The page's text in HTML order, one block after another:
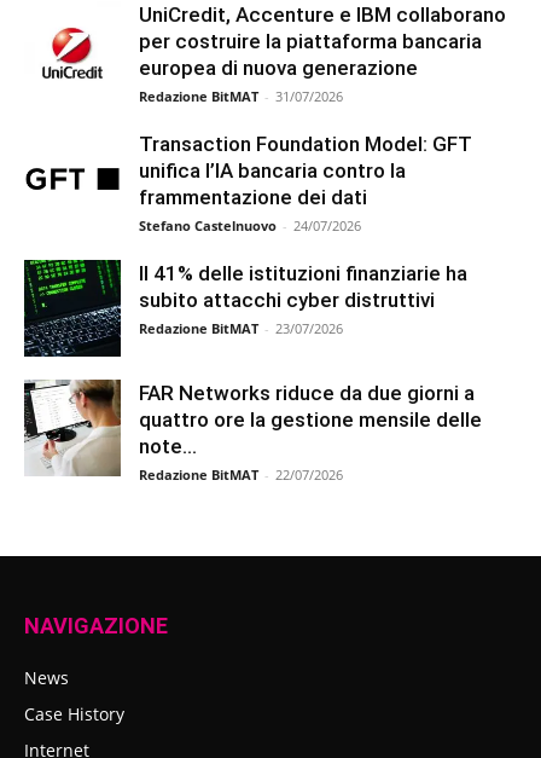
UniCredit, Accenture e IBM collaborano
per costruire la piattaforma bancaria
europea di nuova generazione
Redazione BitMAT - 31/07/2026
Transaction Foundation Model: GFT
unifica l’IA bancaria contro la
frammentazione dei dati
Stefano Castelnuovo - 24/07/2026
Il 41% delle istituzioni finanziarie ha
subito attacchi cyber distruttivi
Redazione BitMAT - 23/07/2026
FAR Networks riduce da due giorni a
quattro ore la gestione mensile delle
note...
Redazione BitMAT - 22/07/2026
NAVIGAZIONE
News
Case History
Internet